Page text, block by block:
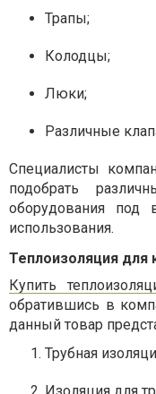
Трапы;
Колодцы;
Люки;
Различные
Специалисты
подобрать
оборудования под
использования.
Теплоизоляция для
Купить
обратившись в
данный товар
Трубная